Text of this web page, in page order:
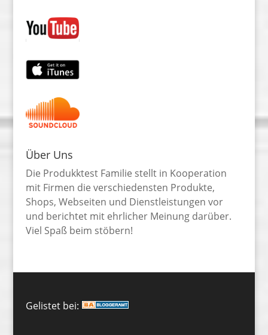
Über Uns
Die Produkktest Familie stellt in Kooperation
mit Firmen die verschiedensten Produkte,
Shops, Webseiten und Dienstleistungen vor
und berichtet mit ehrlicher Meinung darüber.
Viel Spaß beim stöbern!
Gelistet bei: